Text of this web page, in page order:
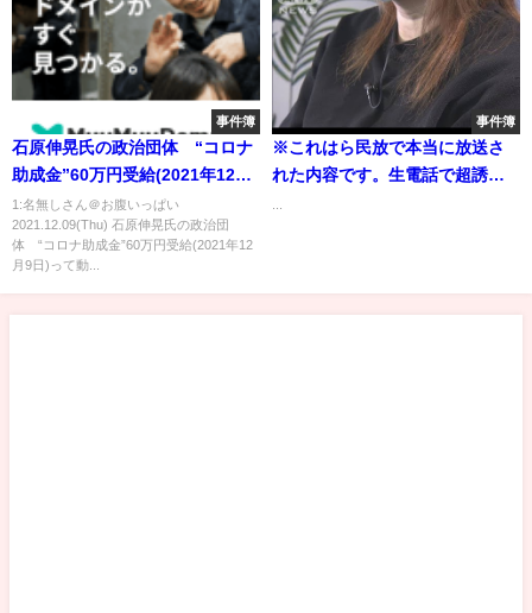
事件簿
石原伸晃氏の政治団体 “コロナ
助成金”60万円受給(2021年12月
9日)
1:名無しさん＠お腹いっぱい
2021.12.09(Thu) 石原伸晃氏の政治団
体 “コロナ助成金”60万円受給(2021年12
月9日)って動...
事件簿
※これはら民放で本当に放送さ
れた内容です。生電話で超誘導
川徹 モーニングショー】